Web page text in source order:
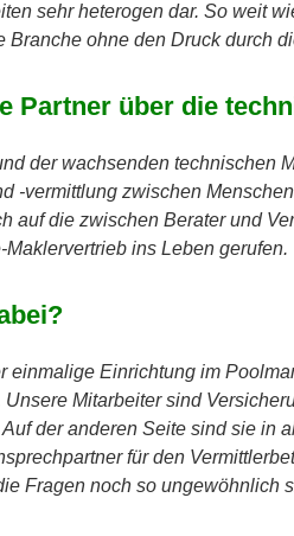
sehr heterogen dar. So weit
Branche ohne den Druck durch
Partner über die
der wachsenden technischen
-vermittlung zwischen
auf die zwischen Berater und
ins Leben gerufen.
einmalige Einrichtung im
Mitarbeiter sind
der anderen Seite sind sie in
für den
Fragen noch so ungewöhnlich